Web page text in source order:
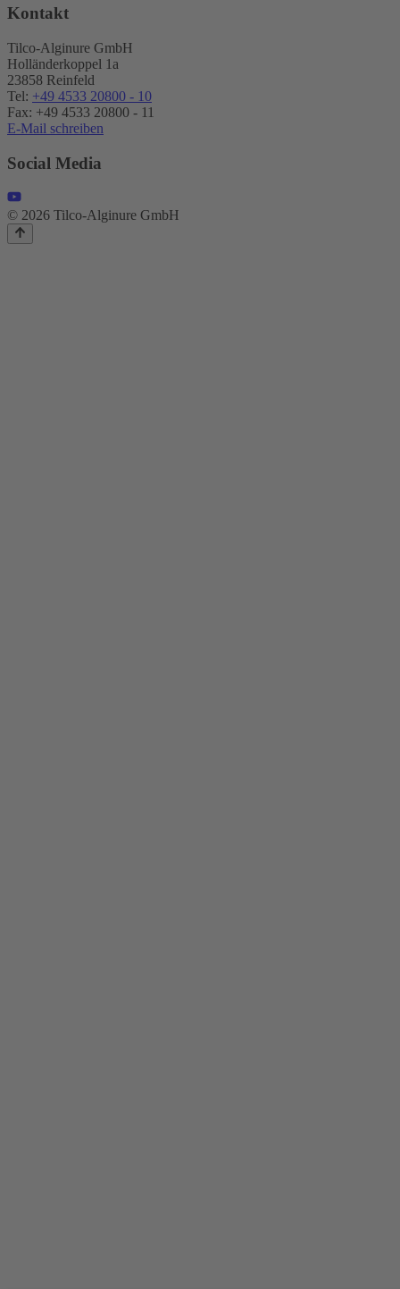
Kontakt
Tilco-Alginure GmbH
Holländerkoppel 1a
23858 Reinfeld
Tel: +49 4533 20800 - 10
Fax: +49 4533 20800 - 11
E-Mail schreiben
Social Media
© 2026 Tilco-Alginure GmbH